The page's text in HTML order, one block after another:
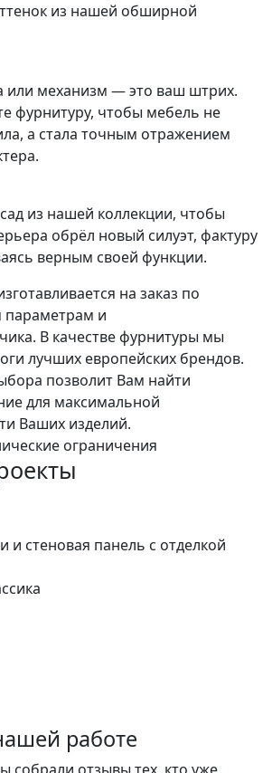
из нашей обширной
или механизм — это ваш штрих.
фурнитуру, чтобы мебель не
а стала точным отражением
из нашей коллекции, чтобы
обрёл новый силуэт, фактуру
верным своей функции.
на заказ по
и
В качестве фурнитуры мы
лучших европейских брендов.
позволит Вам найти
для максимальной
Ваших изделий.
ограничения
и стеновая панель с отделкой
работе